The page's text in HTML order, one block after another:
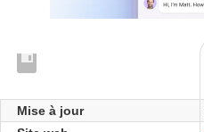
Mise à jour